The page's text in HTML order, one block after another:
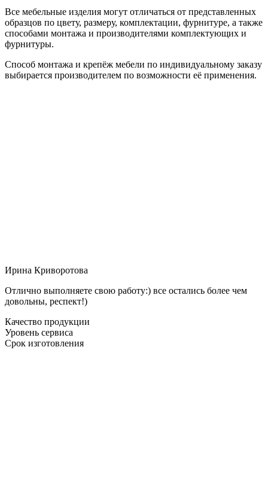
Все мебельные изделия могут отличаться от представленных
образцов по цвету, размеру, комплектации, фурнитуре, а также
способами монтажа и производителями комплектующих и
фурнитуры.
Способ монтажа и крепёж мебели по индивидуальному заказу
выбирается производителем по возможности её применения.
Ирина Криворотова
Отлично выполняете свою работу:) все остались более чем
довольны, респект!)
Качество продукции
Уровень сервиса
Срок изготовления